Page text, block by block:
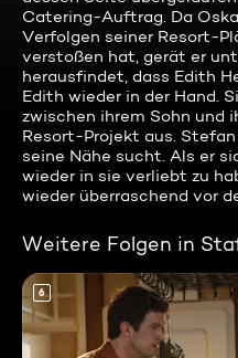
Catering-Auftrag. Da
Verfolgen seiner Resort-
verstoßen hat, gerät er
herausfindet, dass Edith
Edith wieder in der Hand.
zwischen ihrem Sohn und
Resort-Projekt aus.
seine Nähe sucht. Als er
wieder in sie verliebt zu
wieder überraschend vor
Weitere Folgen in
6